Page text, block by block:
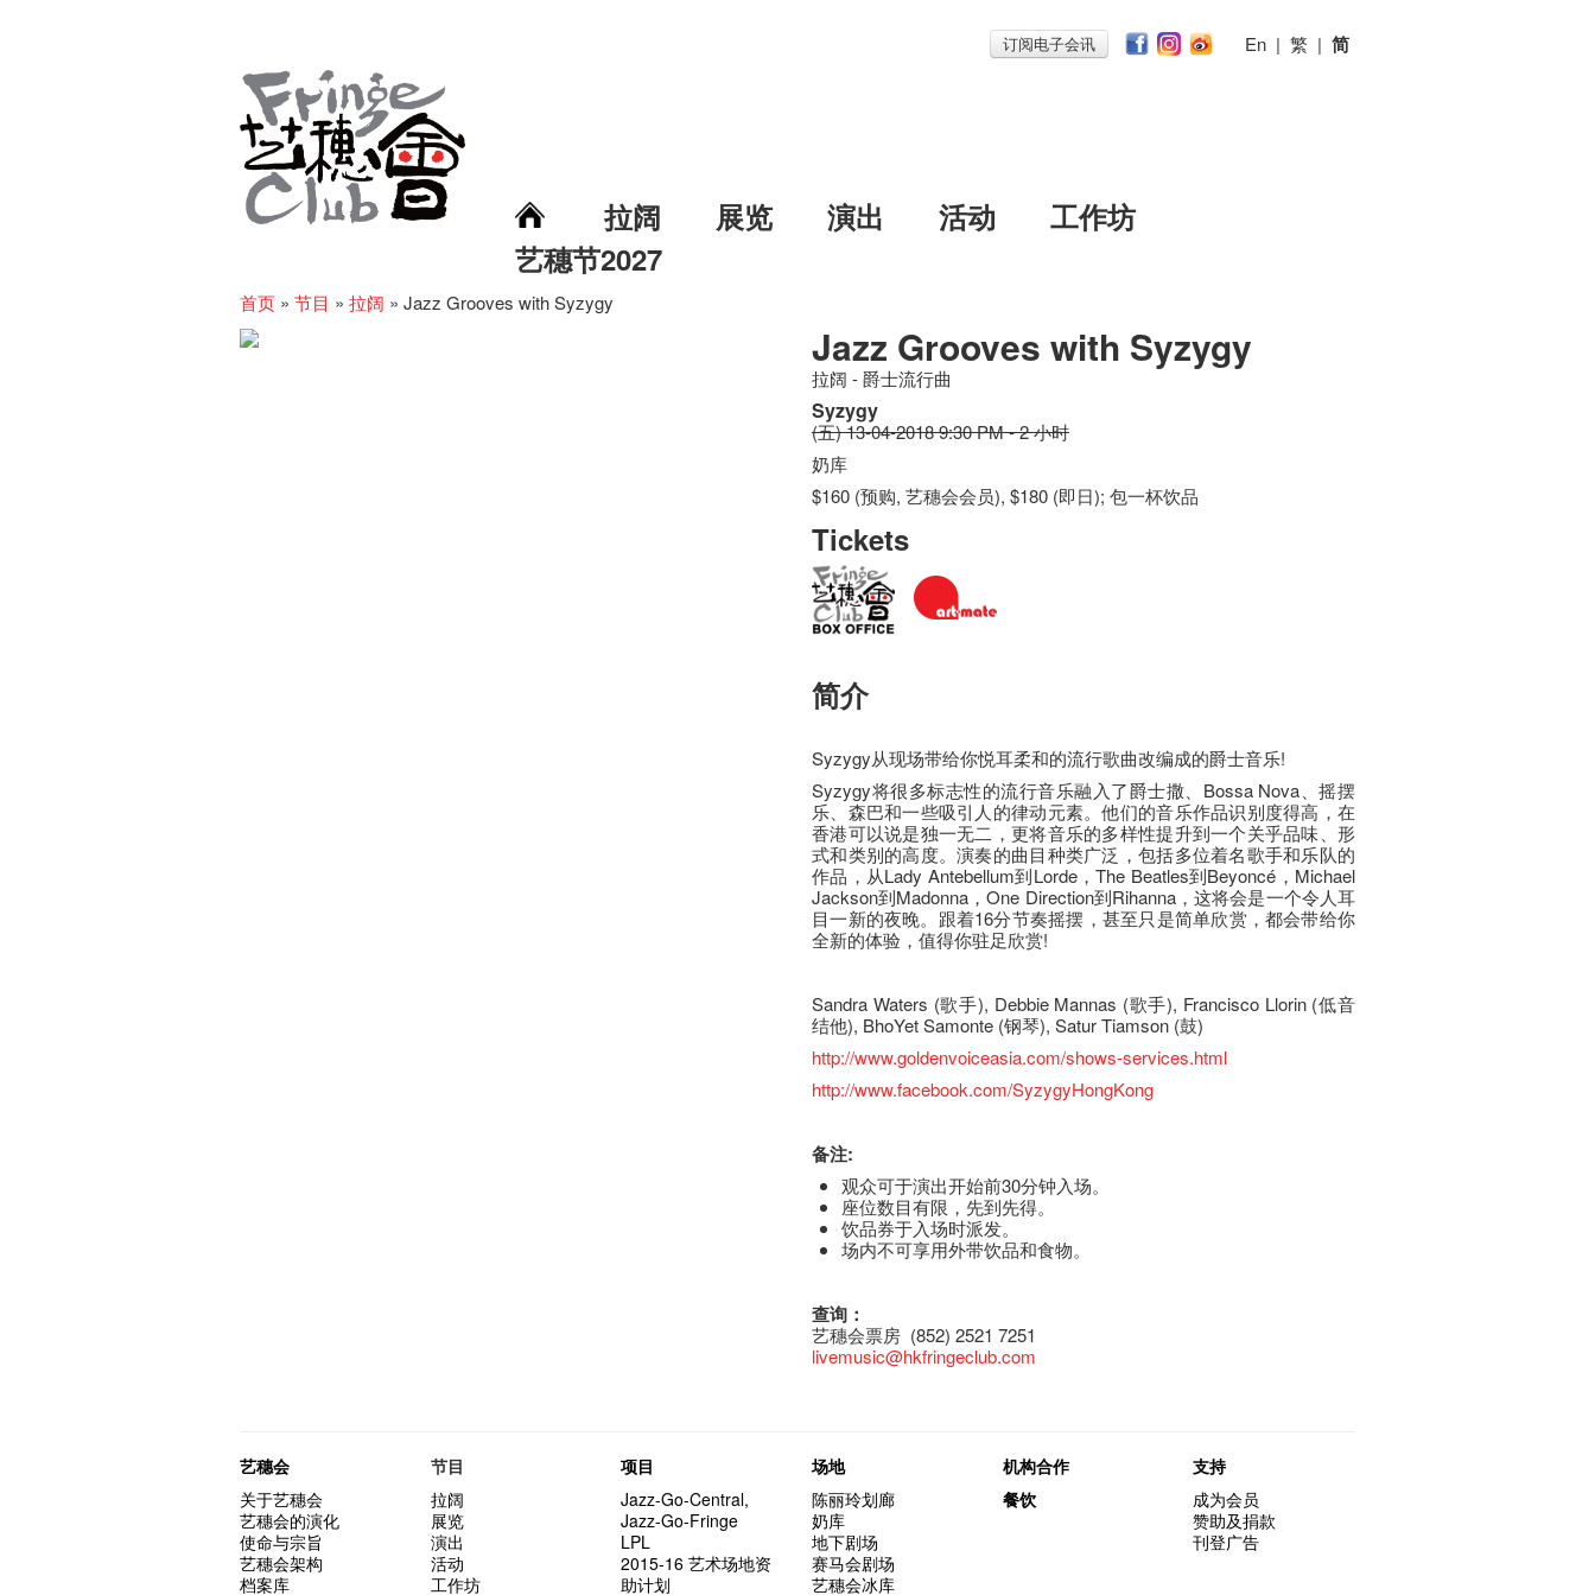
订阅电子会讯 En | 繁 | 简
拉阔 展览 演出 活动
工作坊
艺穗节2027
首页 » 节目 » 拉阔 » Jazz Grooves with Syzygy
Jazz Grooves with Syzygy
拉阔 - 爵士流行曲
Syzygy
(五) 13-04-2018 9:30 PM - 2 小时
奶库
$160 (预购, 艺穗会会员), $180 (即日); 包一杯饮品
Tickets
简介
Syzygy从现场带给你悦耳柔和的流行歌曲改编成的爵士音乐!
Syzygy将很多标志性的流行音乐融入了爵士撒、Bossa Nova、摇摆
乐、森巴和一些吸引人的律动元素。他们的音乐作品识别度得高，在
香港可以说是独一无二，更将音乐的多样性提升到一个关乎品味、形
式和类别的高度。演奏的曲目种类广泛，包括多位着名歌手和乐队的
作品，从Lady Antebellum到Lorde，The Beatles到Beyoncé，Michael
Jackson到Madonna，One Direction到Rihanna，这将会是一个令人耳
目一新的夜晚。跟着16分节奏摇摆，甚至只是简单欣赏，都会带给你
全新的体验，值得你驻足欣赏!
Sandra Waters (歌手), Debbie Mannas (歌手), Francisco Llorin (低音
结他), BhoYet Samonte (钢琴), Satur Tiamson (鼓)
http://www.goldenvoiceasia.com/shows-services.html
http://www.facebook.com/SyzygyHongKong
备注:
观众可于演出开始前30分钟入场。
座​位​数目​有​限​，先到先得。
饮品券于入场时派发。
场内不可享用外带饮品和食物。
查询：
艺穗会票房 (852) 2521 7251
livemusic@hkfringeclub.com
艺穗会
关于艺穗会
艺穗会的演化
使命与宗旨
艺穗会架构
档案库
节目
拉阔
展览
演出
活动
工作坊
项目
Jazz-Go-Central,
Jazz-Go-Fringe
LPL
2015-16 艺术场地资
助计划
场地
陈丽玲划廊
奶库
地下剧场
赛马会剧场
艺穗会冰库
机构合作
餐饮
支持
成为会员
赞助及捐款
刊登广告